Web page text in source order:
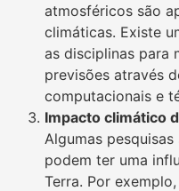
atmosféricos são
climáticas. Existe
as disciplinas para
previsões através
computacionais e
Impacto climático
Algumas
podem ter uma
Terra. Por